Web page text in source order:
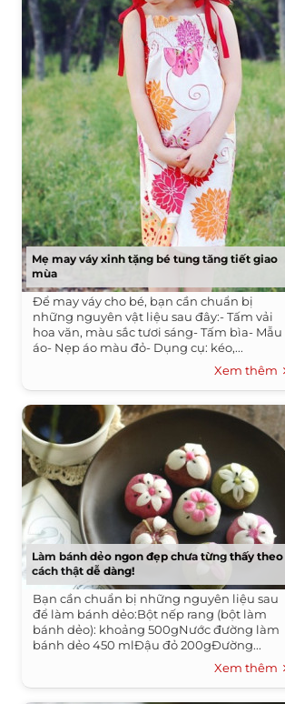
Mẹ may váy xinh tặng bé tung tăng tiết giao
mùa
Để may váy cho bé, bạn cần chuẩn bị
những nguyên vật liệu sau đây:- Tấm vải
hoa văn, màu sắc tươi sáng- Tấm bìa- Mẫu
áo- Nẹp áo màu đỏ- Dụng cụ: kéo,...
Xem thêm
Làm bánh dẻo ngon đẹp chưa từng thấy theo
cách thật dễ dàng!
Bạn cần chuẩn bị những nguyên liệu sau
để làm bánh dẻo:Bột nếp rang (bột làm
bánh dẻo): khoảng 500gNước đường làm
bánh dẻo 450 mlĐậu đỏ 200gĐường...
Xem thêm